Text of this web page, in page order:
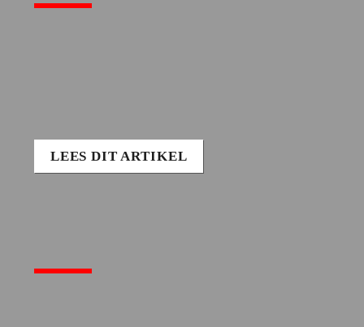
LEES DIT ARTIKEL